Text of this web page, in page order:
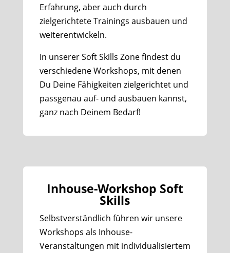
Erfahrung, aber auch durch
zielgerichtete Trainings ausbauen und
weiterentwickeln.
In unserer Soft Skills Zone findest du
verschiedene Workshops, mit denen
Du Deine Fähigkeiten zielgerichtet und
passgenau auf- und ausbauen kannst,
ganz nach Deinem Bedarf!
Inhouse-Workshop Soft
Skills
Selbstverständlich führen wir unsere
Workshops als Inhouse-
Veranstaltungen mit individualisiertem